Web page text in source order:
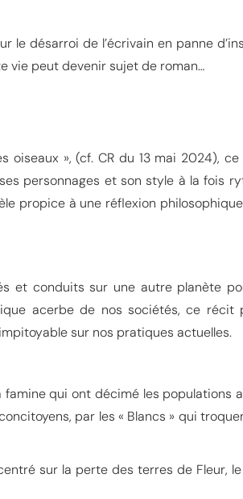
le désarroi de l’écrivain en panne
vie peut devenir sujet de roman…
», (cf. CR du 13 mai 2024), ce
personnages et son style à la fois
propice à une réflexion
et conduits sur une autre planète
acerbe de nos sociétés, ce récit
sur nos pratiques actuelles.
famine qui ont décimé les populations
par les « Blancs » qui
sur la perte des terres de Fleur,